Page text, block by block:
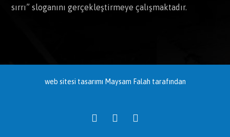
sırrı” sloganını gerçekleştirmeye çalışmaktadır.
web sitesi tasarımı Maysam Falah tarafından